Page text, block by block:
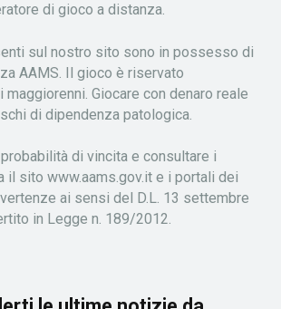
di gioco a distanza.
sul nostro sito sono in possesso di
AAMS. Il gioco è riservato
Giocare con denaro reale
di dipendenza patologica.
di vincita e consultare i
il sito www.aams.gov.it e i portali dei
ai sensi del D.L. 13 settembre
in Legge n. 189/2012.